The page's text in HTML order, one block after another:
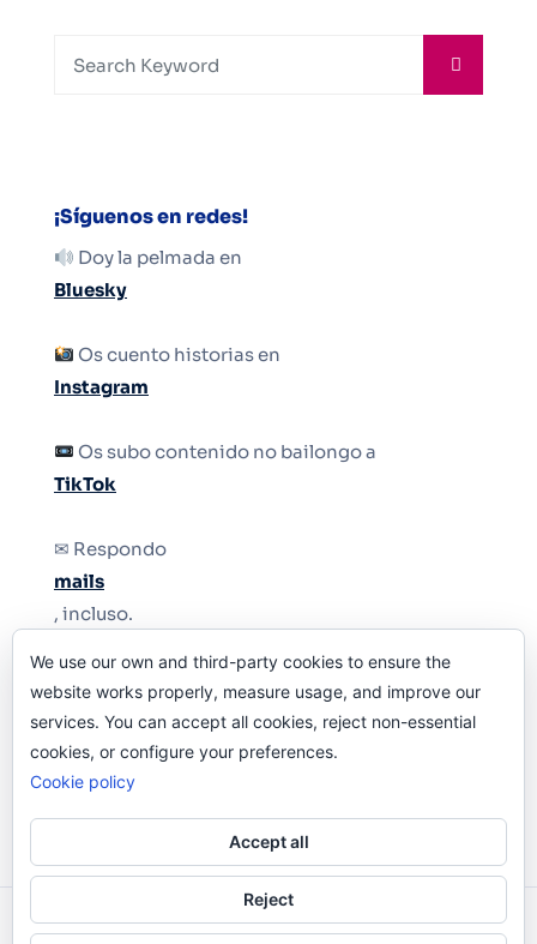
¡Síguenos en redes!
Doy la pelmada en
Bluesky
Os cuento historias en
Instagram
Os subo contenido no bailongo a
TikTok
✉ Respondo
mails
, incluso.
Y si una persona no puede tener teléfono, que
le quiten el teléfono.
Odi O'Malley © 2016-2025. Todos Los Derechos
We use our own and third-party cookies to ensure the
website works properly, measure usage, and improve our
services. You can accept all cookies, reject non-essential
cookies, or configure your preferences.
Cookie policy
Accept all
Reject